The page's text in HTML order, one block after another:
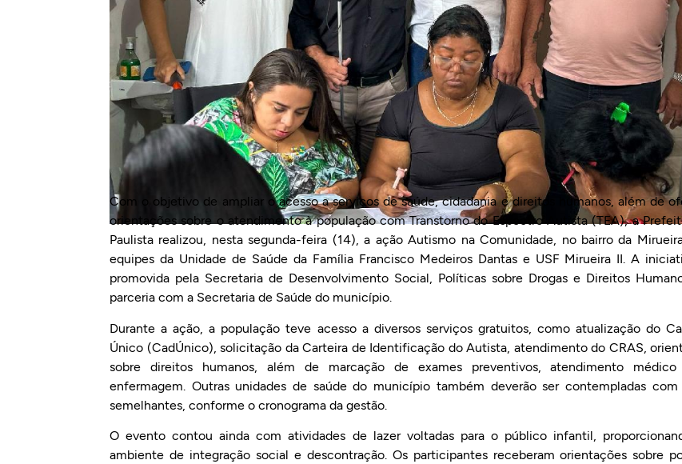
Com o objetivo de ampliar o acesso a serviços de saúde, cidadania e direitos humanos, além de
orientações sobre o atendimento à população com Transtorno do Espectro Autista (TEA), a
Paulista realizou, nesta segunda-feira (14), a ação Autismo na Comunidade, no bairro da
equipes da Unidade de Saúde da Família Francisco Medeiros Dantas e USF Mirueira II. A
promovida pela Secretaria de Desenvolvimento Social, Políticas sobre Drogas e Direitos
parceria com a Secretaria de Saúde do município.
Durante a ação, a população teve acesso a diversos serviços gratuitos, como atualização do
Único (CadÚnico), solicitação da Carteira de Identificação do Autista, atendimento do CRAS,
sobre direitos humanos, além de marcação de exames preventivos, atendimento
enfermagem. Outras unidades de saúde do município também deverão ser contempladas com
semelhantes, conforme o cronograma da gestão.
O evento contou ainda com atividades de lazer voltadas para o público infantil,
ambiente de integração social e descontração. Os participantes receberam orientações sobre